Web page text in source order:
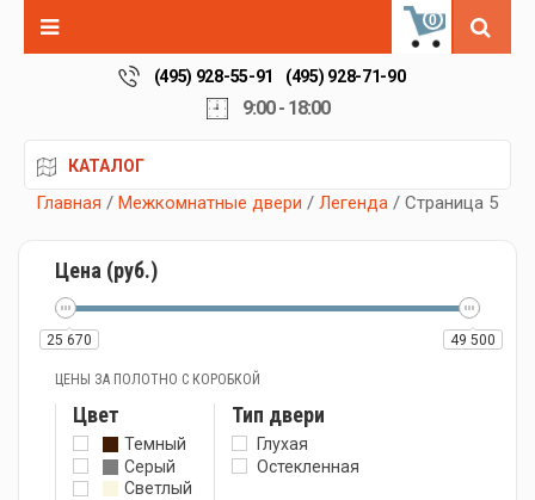
0
(495) 928-55-91 (495) 928-71-90
9:00 - 18:00
КАТАЛОГ
Главная / Межкомнатные двери / Легенда / Страница 5
Цена (руб.)
25 670 49 500
ЦЕНЫ ЗА ПОЛОТНО С КОРОБКОЙ
Цвет
Темный
Серый
Светлый
Тип двери
Глухая
Остекленная